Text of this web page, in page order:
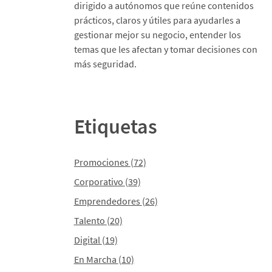
dirigido a autónomos que reúne contenidos
prácticos, claros y útiles para ayudarles a
gestionar mejor su negocio, entender los
temas que les afectan y tomar decisiones con
más seguridad.
Etiquetas
Promociones (72)
Corporativo (39)
Emprendedores (26)
Talento (20)
Digital (19)
En Marcha (10)